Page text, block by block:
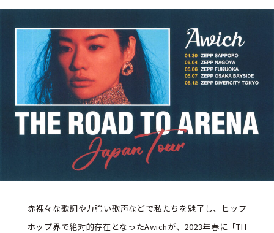
赤裸々な歌詞や力強い歌声などで私たちを魅了し、ヒップ
ホップ界で絶対的存在となったAwichが、2023年春に「TH